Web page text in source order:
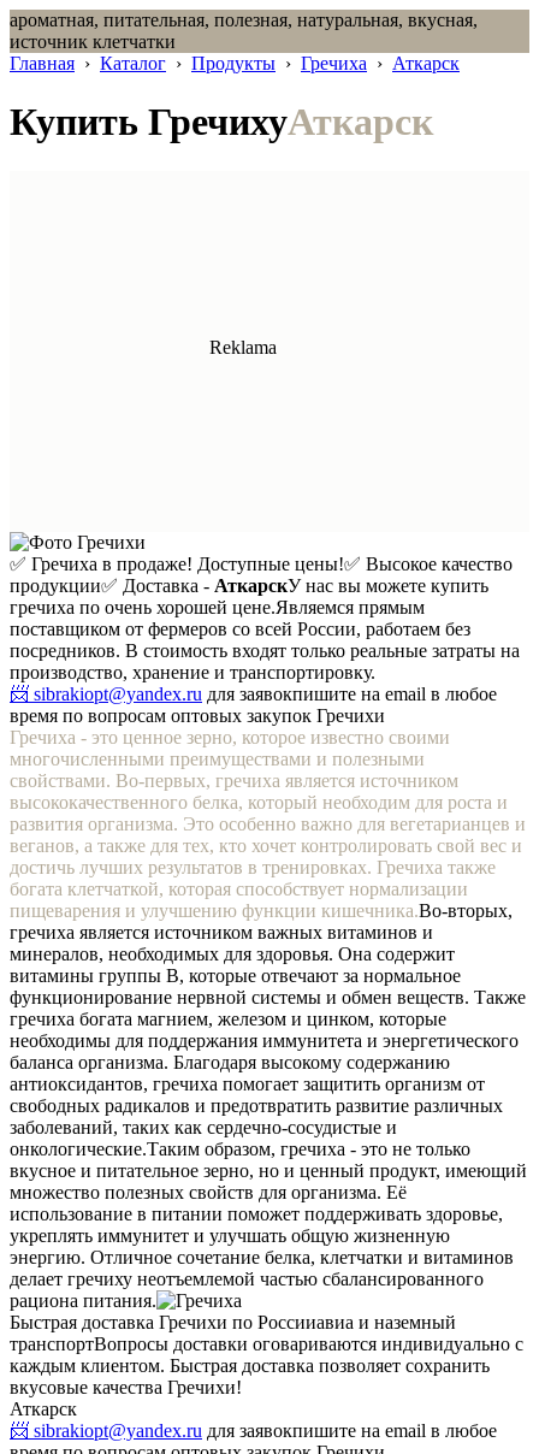
ароматная, питательная, полезная, натуральная, вкусная,
источник клетчатки
Главная › Каталог › Продукты › Гречиха › Аткарск
Купить ГречихуАткарск
✅ Гречиха в продаже! Доступные цены!✅ Высокое качество
продукции✅ Доставка - АткарскУ нас вы можете купить
гречиха по очень хорошей цене.Являемся прямым
поставщиком от фермеров со всей России, работаем без
посредников. В стоимость входят только реальные затраты на
производство, хранение и транспортировку.
📨 sibrakiopt@yandex.ru для заявокпишите на email в любое
время по вопросам оптовых закупок Гречихи
Гречиха - это ценное зерно, которое известно своими
многочисленными преимуществами и полезными
свойствами. Во-первых, гречиха является источником
высококачественного белка, который необходим для роста и
развития организма. Это особенно важно для вегетарианцев и
веганов, а также для тех, кто хочет контролировать свой вес и
достичь лучших результатов в тренировках. Гречиха также
богата клетчаткой, которая способствует нормализации
пищеварения и улучшению функции кишечника.Во-вторых,
гречиха является источником важных витаминов и
минералов, необходимых для здоровья. Она содержит
витамины группы В, которые отвечают за нормальное
функционирование нервной системы и обмен веществ. Также
гречиха богата магнием, железом и цинком, которые
необходимы для поддержания иммунитета и энергетического
баланса организма. Благодаря высокому содержанию
антиоксидантов, гречиха помогает защитить организм от
свободных радикалов и предотвратить развитие различных
заболеваний, таких как сердечно-сосудистые и
онкологические.Таким образом, гречиха - это не только
вкусное и питательное зерно, но и ценный продукт, имеющий
множество полезных свойств для организма. Её
использование в питании поможет поддерживать здоровье,
укреплять иммунитет и улучшать общую жизненную
энергию. Отличное сочетание белка, клетчатки и витаминов
делает гречиху неотъемлемой частью сбалансированного
рациона питания.
Быстрая доставка Гречихи по Россииавиа и наземный
транспортВопросы доставки оговариваются индивидуально с
каждым клиентом. Быстрая доставка позволяет сохранить
вкусовые качества Гречихи!
Аткарск
📨 sibrakiopt@yandex.ru для заявокпишите на email в любое